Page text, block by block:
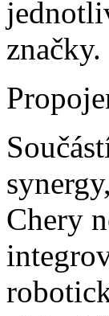
značky.
Chery